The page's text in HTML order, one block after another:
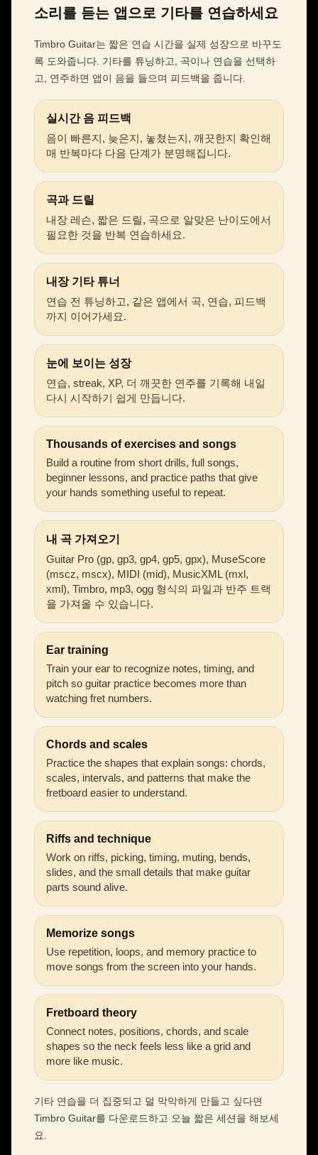
소리를 듣는 앱으로 기타를 연습하세요
Timbro Guitar는 짧은 연습 시간을 실제 성장으로 바꾸도
록 도와줍니다. 기타를 튜닝하고, 곡이나 연습을 선택하
고, 연주하면 앱이 음을 들으며 피드백을 줍니다.
실시간 음 피드백
음이 빠른지, 늦은지, 놓쳤는지, 깨끗한지 확인해
매 반복마다 다음 단계가 분명해집니다.
곡과 드릴
내장 레슨, 짧은 드릴, 곡으로 알맞은 난이도에서
필요한 것을 반복 연습하세요.
내장 기타 튜너
연습 전 튜닝하고, 같은 앱에서 곡, 연습, 피드백
까지 이어가세요.
눈에 보이는 성장
연습, streak, XP, 더 깨끗한 연주를 기록해 내일
다시 시작하기 쉽게 만듭니다.
Thousands of exercises and songs
Build a routine from short drills, full songs,
beginner lessons, and practice paths that give
your hands something useful to repeat.
내 곡 가져오기
Guitar Pro (gp, gp3, gp4, gp5, gpx), MuseScore
(mscz, mscx), MIDI (mid), MusicXML (mxl,
xml), Timbro, mp3, ogg 형식의 파일과 반주 트랙
을 가져올 수 있습니다.
Ear training
Train your ear to recognize notes, timing, and
pitch so guitar practice becomes more than
watching fret numbers.
Chords and scales
Practice the shapes that explain songs: chords,
scales, intervals, and patterns that make the
fretboard easier to understand.
Riffs and technique
Work on riffs, picking, timing, muting, bends,
slides, and the small details that make guitar
parts sound alive.
Memorize songs
Use repetition, loops, and memory practice to
move songs from the screen into your hands.
Fretboard theory
Connect notes, positions, chords, and scale
shapes so the neck feels less like a grid and
more like music.
기타 연습을 더 집중되고 덜 막막하게 만들고 싶다면
Timbro Guitar를 다운로드하고 오늘 짧은 세션을 해보세
요.